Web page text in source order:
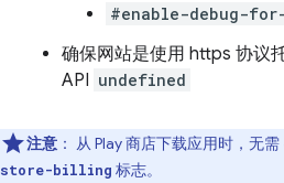
#enable-debug-
确保网站是使用 https 协议
API undefined
注意 ： 从 Play 商店下载应用时，无需
store-billing 标志。